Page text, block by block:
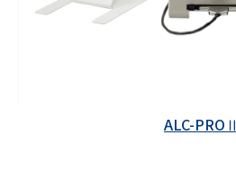
ALC-PROⅡ